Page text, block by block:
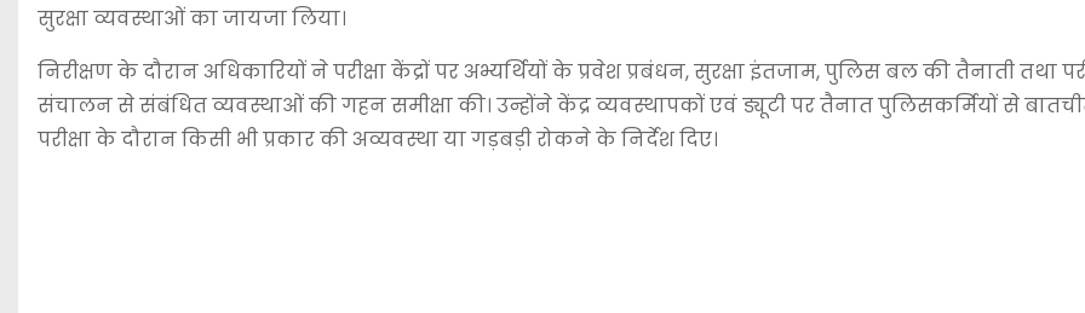
सुरक्षा व्यवस्थाओं का जायजा लिया।
निरीक्षण के दौरान अधिकारियों ने परीक्षा केंद्रों पर अभ्यर्थियों के प्रवेश प्रबंधन, सुरक्षा इंतजाम, पुलिस बल की तैनाती तथा
संचालन से संबंधित व्यवस्थाओं की गहन समीक्षा की। उन्होंने केंद्र व्यवस्थापकों एवं ड्यूटी पर तैनात पुलिसकर्मियों से
परीक्षा के दौरान किसी भी प्रकार की अव्यवस्था या गड़बड़ी रोकने के निर्देश दिए।